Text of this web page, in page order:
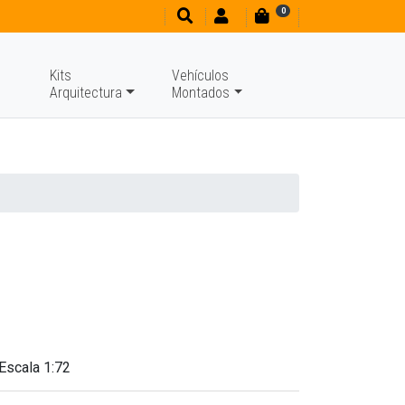
0
Kits
Arquitectura
Vehículos
Montados
1:72